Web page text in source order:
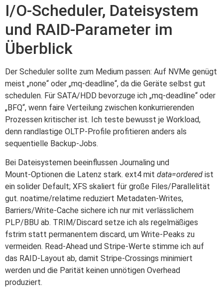
I/O-Scheduler, Dateisystem
und RAID-Parameter im
Überblick
Der Scheduler sollte zum Medium passen: Auf NVMe genügt
meist „none“ oder „mq‑deadline“, da die Geräte selbst gut
schedulen. Für SATA/HDD bevorzuge ich „mq‑deadline“ oder
„BFQ“, wenn faire Verteilung zwischen konkurrierenden
Prozessen kritischer ist. Ich teste bewusst je Workload,
denn randlastige OLTP‑Profile profitieren anders als
sequentielle Backup‑Jobs.
Bei Dateisystemen beeinflussen Journaling und
Mount‑Optionen die Latenz stark. ext4 mit data=ordered ist
ein solider Default; XFS skaliert für große Files/Parallelität
gut. noatime/relatime reduziert Metadaten‑Writes,
Barriers/Write‑Cache sichere ich nur mit verlässlichem
PLP/BBU ab. TRIM/Discard setze ich als regelmäßiges
fstrim statt permanentem discard, um Write‑Peaks zu
vermeiden. Read‑Ahead und Stripe‑Werte stimme ich auf
das RAID‑Layout ab, damit Stripe‑Crossings minimiert
werden und die Parität keinen unnötigen Overhead
produziert.